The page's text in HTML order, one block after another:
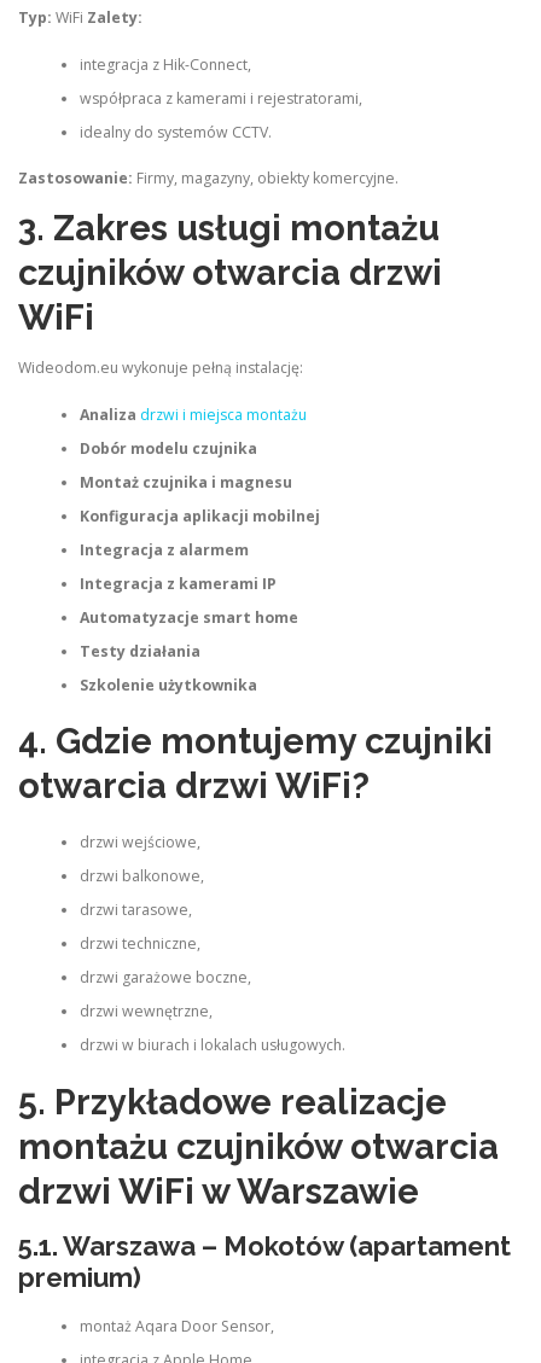
Typ: WiFi Zalety:
integracja z Hik-Connect,
współpraca z kamerami i rejestratorami,
idealny do systemów CCTV.
Zastosowanie: Firmy, magazyny, obiekty komercyjne.
3. Zakres usługi montażu
czujników otwarcia drzwi
WiFi
Wideodom.eu wykonuje pełną instalację:
Analiza drzwi i miejsca montażu
Dobór modelu czujnika
Montaż czujnika i magnesu
Konfiguracja aplikacji mobilnej
Integracja z alarmem
Integracja z kamerami IP
Automatyzacje smart home
Testy działania
Szkolenie użytkownika
4. Gdzie montujemy czujniki
otwarcia drzwi WiFi?
drzwi wejściowe,
drzwi balkonowe,
drzwi tarasowe,
drzwi techniczne,
drzwi garażowe boczne,
drzwi wewnętrzne,
drzwi w biurach i lokalach usługowych.
5. Przykładowe realizacje
montażu czujników otwarcia
drzwi WiFi w Warszawie
5.1. Warszawa – Mokotów (apartament
premium)
montaż Aqara Door Sensor,